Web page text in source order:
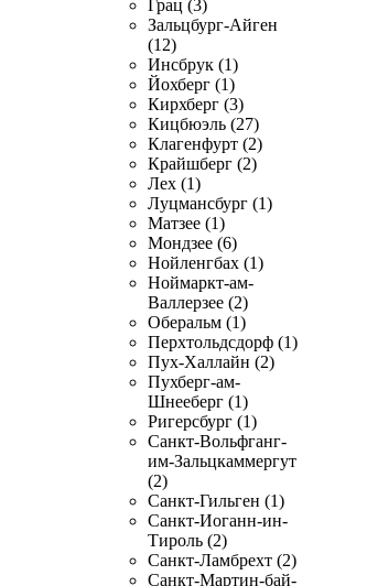
Грац (3)
Зальцбург-Айген
(12)
Инсбрук (1)
Йохберг (1)
Кирхберг (3)
Кицбюэль (27)
Клагенфурт (2)
Крайшберг (2)
Лех (1)
Луцмансбург (1)
Матзее (1)
Мондзее (6)
Нойленгбах (1)
Ноймаркт-ам-
Валлерзее (2)
Оберальм (1)
Перхтольдсдорф (1)
Пух-Халлайн (2)
Пухберг-ам-
Шнееберг (1)
Ригерсбург (1)
Санкт-Вольфганг-
им-Зальцкаммергут
(2)
Санкт-Гильген (1)
Санкт-Иоганн-ин-
Тироль (2)
Санкт-Ламбрехт (2)
Санкт-Мартин-бай-